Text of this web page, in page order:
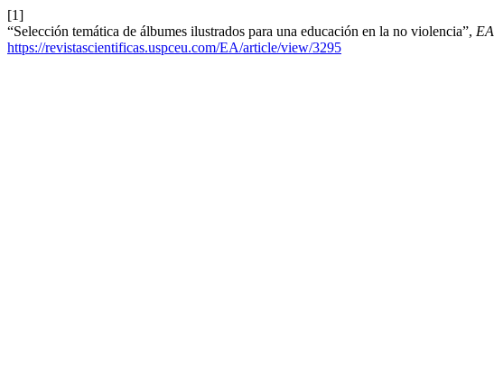
[1]
“Selección temática de álbumes ilustrados para una educación en la no violencia”, EA
https://revistascientificas.uspceu.com/EA/article/view/3295